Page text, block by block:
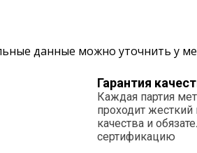
данные можно уточнить у
Гарантия
Каждая партия
проходит жесткий
качества и
сертификацию